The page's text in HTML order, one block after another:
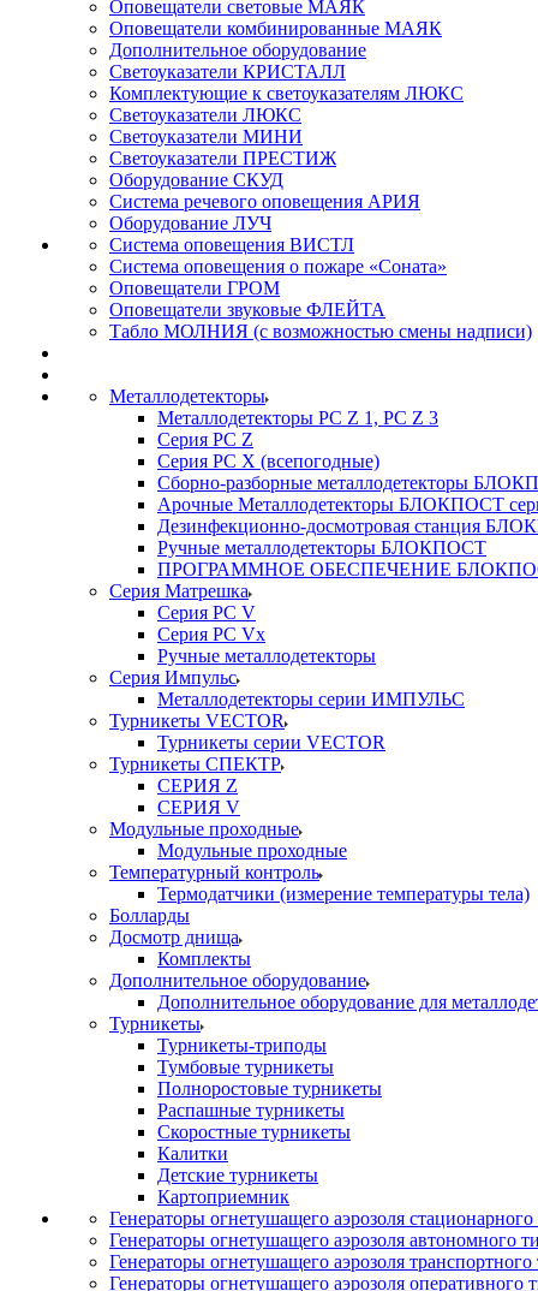
Оповещатели световые МАЯК
Оповещатели комбинированные МАЯК
Дополнительное оборудование
Светоуказатели КРИСТАЛЛ
Комплектующие к светоуказателям ЛЮКС
Светоуказатели ЛЮКС
Светоуказатели МИНИ
Светоуказатели ПРЕСТИЖ
Оборудование СКУД
Система речевого оповещения АРИЯ
Оборудование ЛУЧ
Система оповещения ВИСТЛ
Система оповещения о пожаре «Соната»
Оповещатели ГРОМ
Оповещатели звуковые ФЛЕЙТА
Табло МОЛНИЯ (с возможностью смены надписи)
Металлодетекторы
Металлодетекторы РС Z 1, PC Z 3
Серия РС Z
Серия РС X (всепогодные)
Сборно-разборные металлодетекторы
Арочные Металлодетекторы БЛОКПОСТ
Дезинфекционно-досмотровая станция
Ручные металлодетекторы БЛОКПОСТ
ПРОГРАММНОЕ ОБЕСПЕЧЕНИЕ
Серия Матрешка
Серия PC V
Серия PC Vx
Ручные металлодетекторы
Серия Импульс
Металлодетекторы серии ИМПУЛЬС
Турникеты VECTOR
Турникеты серии VECTOR
Турникеты СПЕКТР
СЕРИЯ Z
СЕРИЯ V
Модульные проходные
Модульные проходные
Температурный контроль
Термодатчики (измерение температуры тела)
Болларды
Досмотр днища
Комплекты
Дополнительное оборудование
Дополнительное оборудование для
Турникеты
Турникеты-триподы
Тумбовые турникеты
Полноростовые турникеты
Распашные турникеты
Скоростные турникеты
Калитки
Детские турникеты
Картоприемник
Генераторы огнетушащего аэрозоля стационарного
Генераторы огнетушащего аэрозоля автономного
Генераторы огнетушащего аэрозоля транспортного
Генераторы огнетушащего аэрозоля оперативного